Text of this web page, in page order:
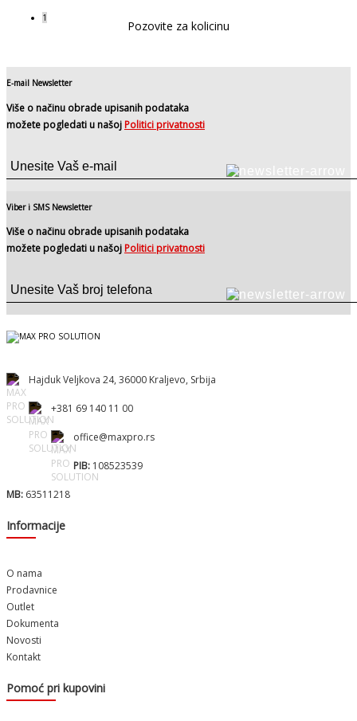
Pozovite za kolicinu
1
E-mail Newsletter
Više o načinu obrade upisanih podataka
možete pogledati u našoj Politici privatnosti
Viber i SMS Newsletter
Više o načinu obrade upisanih podataka
možete pogledati u našoj Politici privatnosti
Hajduk Veljkova 24, 36000 Kraljevo, Srbija
+381 69 140 11 00
office@maxpro.rs
PIB: 108523539
MB: 63511218
Informacije
O nama
Prodavnice
Outlet
Dokumenta
Novosti
Kontakt
Pomoć pri kupovini